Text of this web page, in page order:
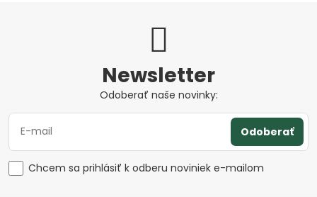
Newsletter
Odoberať naše novinky:
Odoberať
Chcem sa prihlásiť k odberu noviniek e-mailom